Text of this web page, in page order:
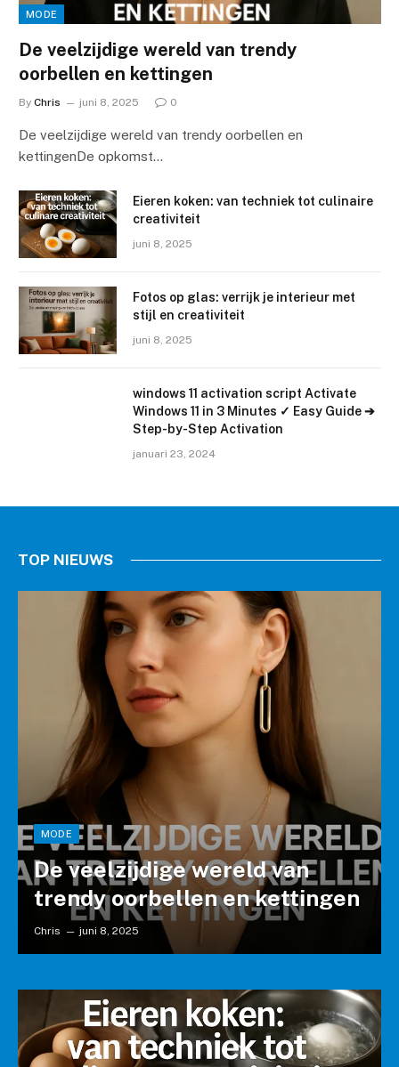
MODE
De veelzijdige wereld van trendy
oorbellen en kettingen
By Chris juni 8, 2025 0
De veelzijdige wereld van trendy oorbellen en
kettingenDe opkomst…
Eieren koken: van techniek tot culinaire
creativiteit
juni 8, 2025
Fotos op glas: verrijk je interieur met
stijl en creativiteit
juni 8, 2025
windows 11 activation script Activate
Windows 11 in 3 Minutes ✓ Easy Guide ➔
Step-by-Step Activation
januari 23, 2024
TOP NIEUWS
MODE
De veelzijdige wereld van
trendy oorbellen en kettingen
Chris juni 8, 2025